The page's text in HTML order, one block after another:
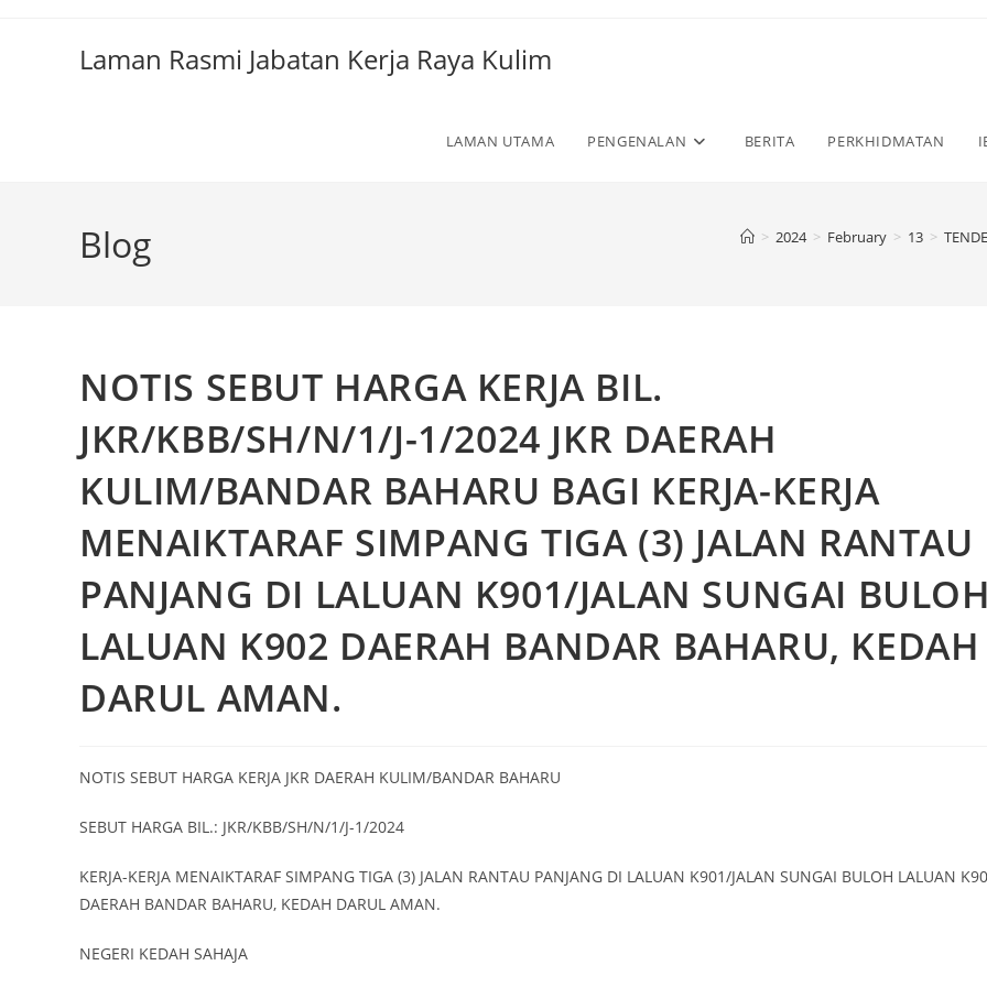
Laman Rasmi Jabatan Kerja Raya Kulim
LAMAN UTAMA PENGENALAN BERITA PERKHIDMATAN
Blog > 2024 > February > 13 >
NOTIS SEBUT HARGA KERJA BIL.
JKR/KBB/SH/N/1/J-1/2024 JKR DAERAH
KULIM/BANDAR BAHARU BAGI KERJA-KERJA
MENAIKTARAF SIMPANG TIGA (3) JALAN RANTAU
PANJANG DI LALUAN K901/JALAN SUNGAI
LALUAN K902 DAERAH BANDAR BAHARU, KEDAH
DARUL AMAN.
NOTIS SEBUT HARGA KERJA JKR DAERAH KULIM/BANDAR BAHARU
SEBUT HARGA BIL.: JKR/KBB/SH/N/1/J-1/2024
KERJA-KERJA MENAIKTARAF SIMPANG TIGA (3) JALAN RANTAU PANJANG DI LALUAN K901/JALAN SUNGAI BULOH LALUAN
DAERAH BANDAR BAHARU, KEDAH DARUL AMAN.
NEGERI KEDAH SAHAJA